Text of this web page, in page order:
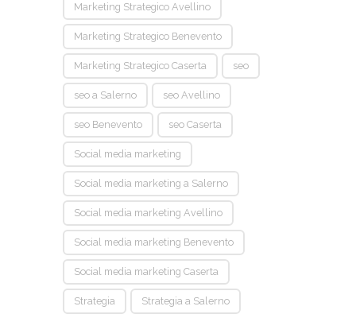
Marketing Strategico Avellino
Marketing Strategico Benevento
Marketing Strategico Caserta seo
seo a Salerno seo Avellino
seo Benevento seo Caserta
Social media marketing
Social media marketing a Salerno
Social media marketing Avellino
Social media marketing Benevento
Social media marketing Caserta
Strategia Strategia a Salerno